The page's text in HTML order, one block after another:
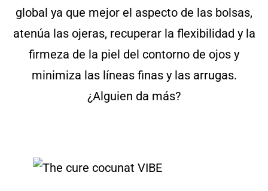
global ya que mejor el aspecto de las bolsas,
atenúa las ojeras, recuperar la flexibilidad y la
firmeza de la piel del contorno de ojos y
minimiza las líneas finas y las arrugas.
¿Alguien da más?